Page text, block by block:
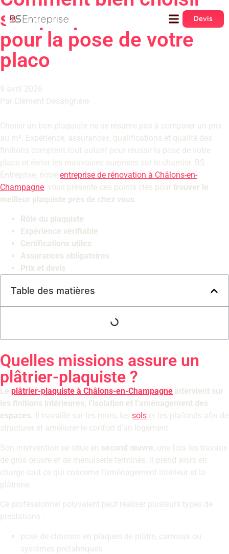
Devis
son plaquiste ? Guide
pour la pose de votre
placo
9 avril 2026
Par Clément Desanghère
Choisir un bon plaquiste ne se résume pas à comparer un prix
au m². Expérience, assurances, qualifications et qualité des
finitions comptent tout autant pour réussir la pose de votre
placo et éviter les mauvaises surprises sur le chantier. BS
Entreprise, notre entreprise de rénovation à Châlons-en-
Champagne, vous présente ces points clés pour trouver le
meilleur plaquiste près de chez vous
Rôle du plaquiste
Expérience vérifiable
Certifications utiles
Assurances obligatoires
Prix et devis
Table des matières
Quelles missions assure un
plâtrier-plaquiste ?
Le plâtrier-plaquiste à Châlons-en-Champagne intervient sur
les finitions intérieures, l’isolation et l’aménagement des
espaces.
Il travaille sur les murs, les sols et les plafonds afin de
structurer et améliorer le confort d’un logement.
Son intervention se situe en second œuvre, une fois les travaux
de gros œuvre et de menuiserie terminés. Il prend alors en
charge tout ce qui concerne l’aménagement intérieur et la
plâtrerie.
Ce professionnel polyvalent peut réaliser plusieurs types de
prestations :
pose de cloisons en plaques de plâtre, carreaux ou
systèmes préfabriqués